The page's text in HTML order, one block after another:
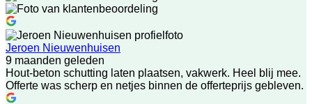
Jeroen Nieuwenhuisen
9 maanden geleden
Hout-beton schutting laten plaatsen, vakwerk. Heel blij mee.
Offerte was scherp en netjes binnen de offerteprijs gebleven.